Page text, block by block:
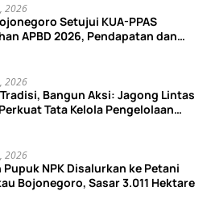
2026
Setujui KUA-PPAS
APBD 2026, Pendapatan dan
2026
Bangun Aksi: Jagong Lintas
Tata Kelola Pengelolaan
2026
Pupuk NPK Disalurkan ke Petani
Bojonegoro, Sasar 3.011 Hektare